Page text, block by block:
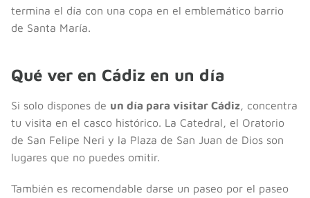
termina el día con una copa en el emblemático barrio
de Santa María.
Qué ver en Cádiz en un día
Si solo dispones de un día para visitar Cádiz, concentra
tu visita en el casco histórico. La Catedral, el Oratorio
de San Felipe Neri y la Plaza de San Juan de Dios son
lugares que no puedes omitir.
También es recomendable darse un paseo por el paseo